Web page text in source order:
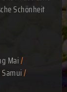
Schönheit
Mai/
/